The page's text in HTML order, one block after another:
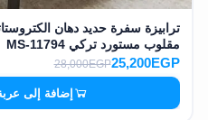
ترابيزة سفرة حديد دهان
مقلوب مستورد تركي MS-11794
25,200EGP
28,000EGP
إضافة إلى